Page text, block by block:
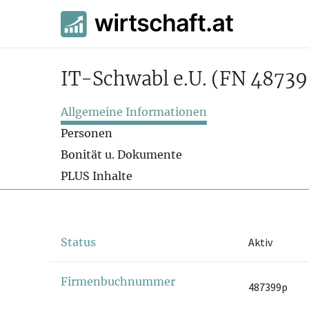
IT-Schwabl e.U. (FN
Allgemeine Informationen
Personen
Bonität u. Dokumente
PLUS Inhalte
Status Aktiv
Firmenbuchnummer 487399p